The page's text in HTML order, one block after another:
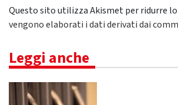
Questo sito utilizza Akismet per ridurre lo
vengono elaborati i dati derivati dai
Leggi anche